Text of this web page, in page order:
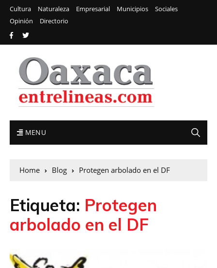
Cultura Naturaleza Empresarial Municipios
Sociales
Opinión
Directorio
MENU
Home Blog Protegen arbolado en el DF
Etiqueta: Protegen
arbolado en el DF